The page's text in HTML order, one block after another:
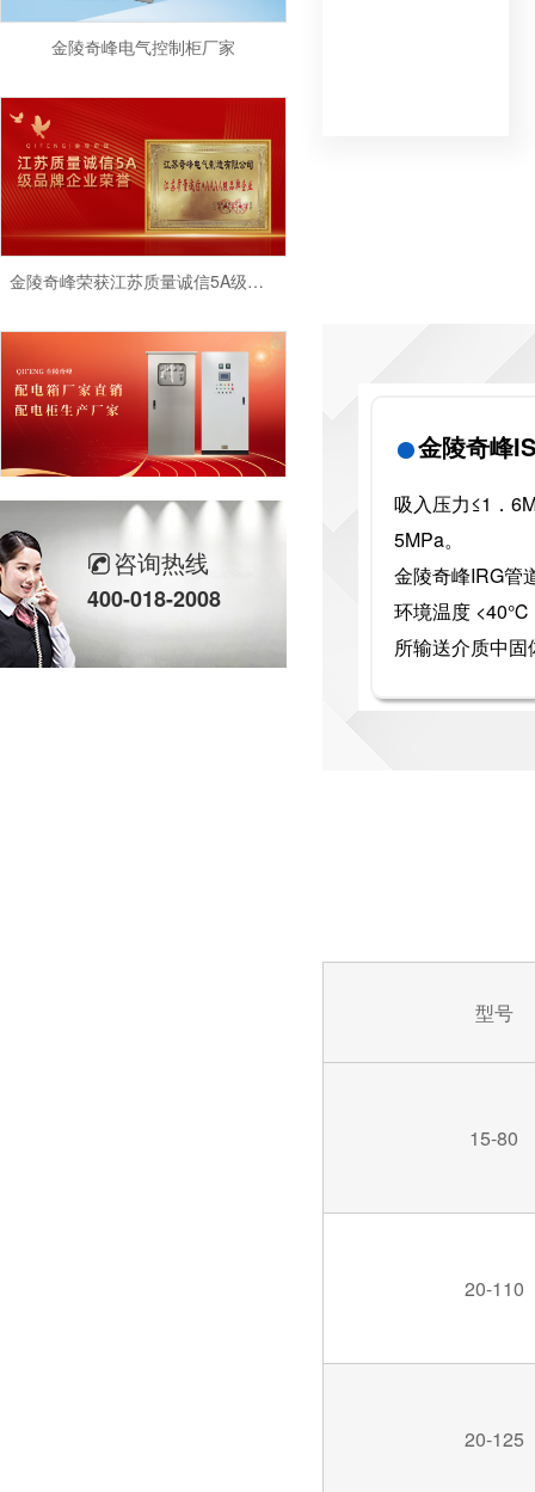
●金陵奇峰
吸入压力≤1．
5MPa。
金陵奇峰IRG管
环境温度 <40℃
所输送介质中
型号
15-80
20-110
20-125
金陵奇峰电气控制柜厂家
金陵奇峰荣获江苏质量诚信5A级品牌企业荣誉
咨询热线
400-018-2008